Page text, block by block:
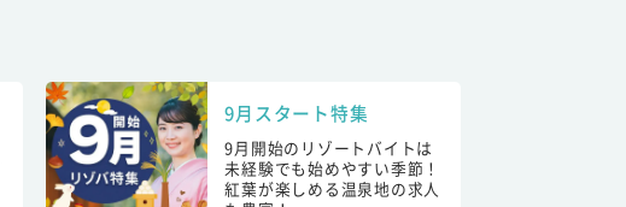
9月スタート特集
9月開始のリゾートバイトは
未経験でも始めやすい季節！
紅葉が楽しめる温泉地の求人